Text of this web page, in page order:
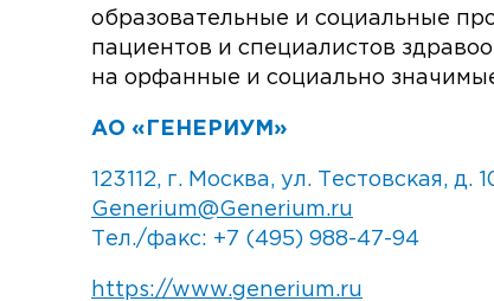
образовательные и социальные
пациентов и специалистов
на орфанные и социально
АО «ГЕНЕРИУМ»
123112, г. Москва, ул. Тестовская, д.
Generium@Generium.ru
Тел./факс: +7 (495) 988-47-94
https://www.generium.ru